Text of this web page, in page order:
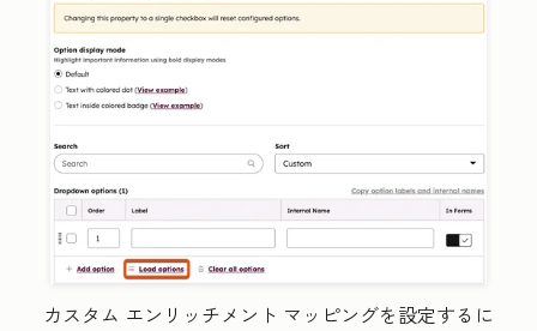
カスタム エンリッチメント マッピングを設定するに